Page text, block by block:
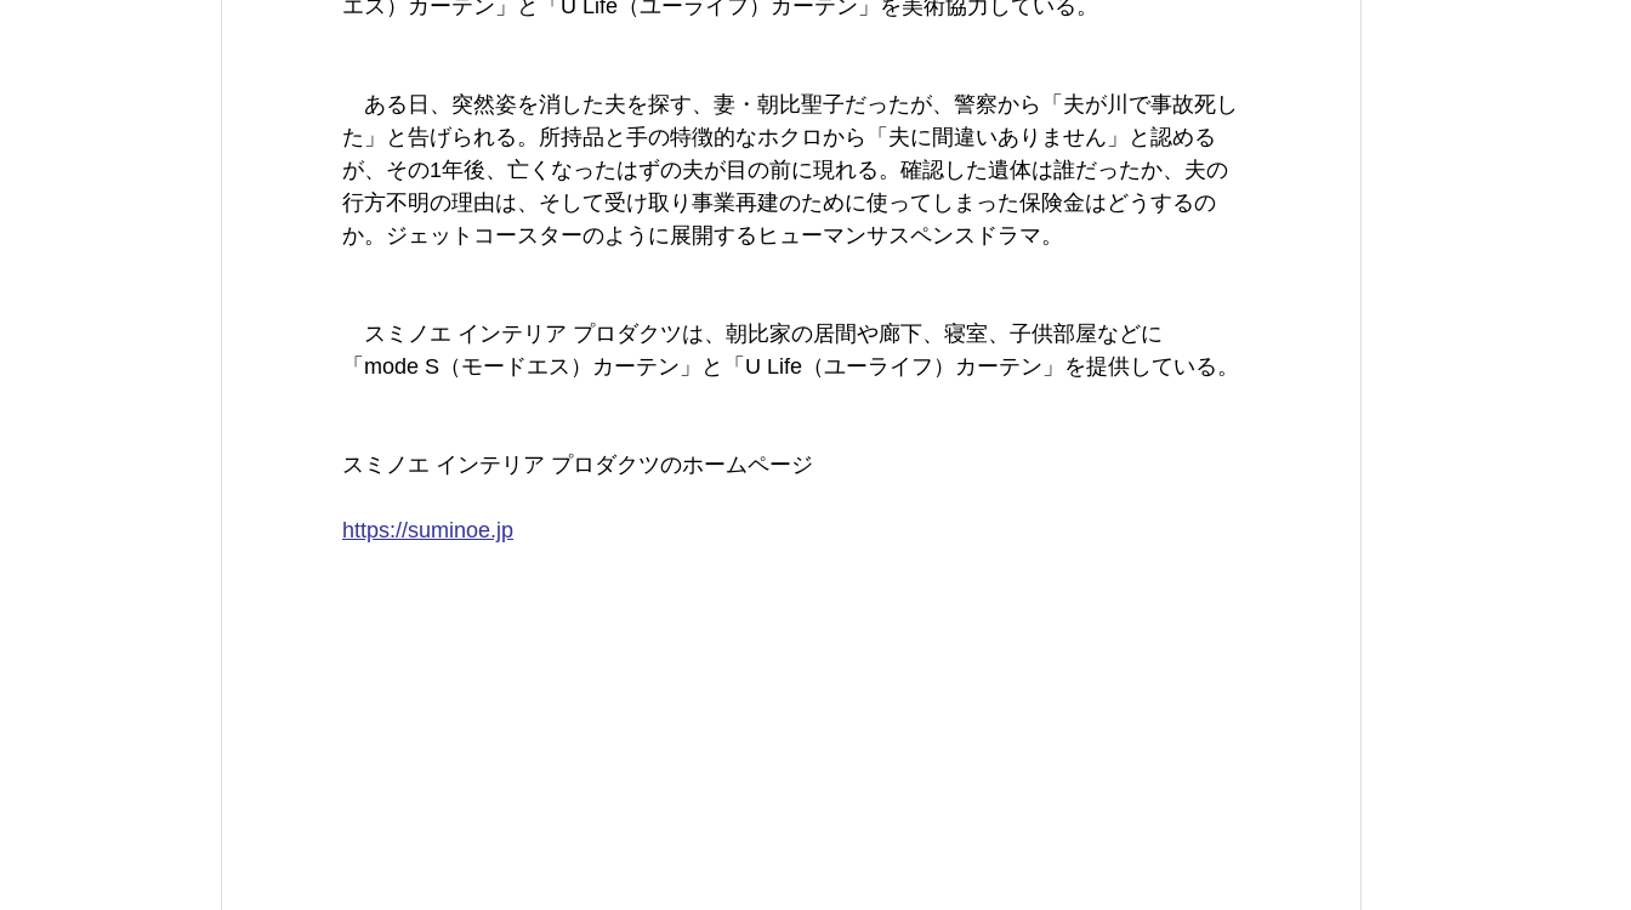
エス）カーテン」と「U Life（ユーライフ）カーテン」を美術協力している。
ある日、突然姿を消した夫を探す、妻・朝比聖子だったが、警察から「夫が川で事故死し
た」と告げられる。所持品と手の特徴的なホクロから「夫に間違いありません」と認める
が、その1年後、亡くなったはずの夫が目の前に現れる。確認した遺体は誰だったか、夫の
行方不明の理由は、そして受け取り事業再建のために使ってしまった保険金はどうするの
か。ジェットコースターのように展開するヒューマンサスペンスドラマ。
スミノエ インテリア プロダクツは、朝比家の居間や廊下、寝室、子供部屋などに
「mode S（モードエス）カーテン」と「U Life（ユーライフ）カーテン」を提供している。
スミノエ インテリア プロダクツのホームページ
https://suminoe.jp